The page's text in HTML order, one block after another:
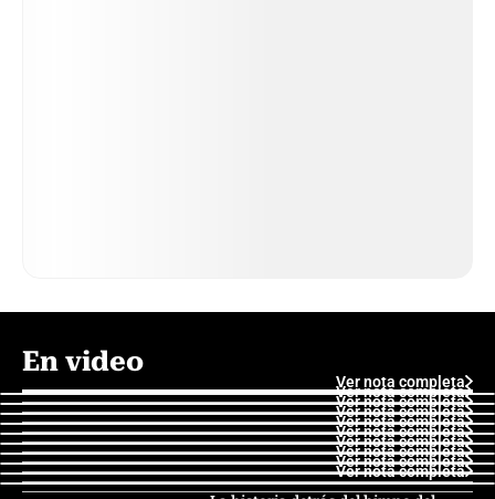
En video
Ver nota completa
Ver nota completa
Ver nota completa
Ver nota completa
Ver nota completa
Ver nota completa
Ver nota completa
Ver nota completa
Ver nota completa
Ver nota completa